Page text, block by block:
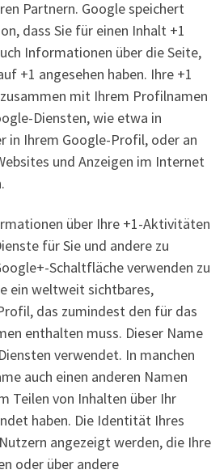
Partnern. Google speichert
dass Sie für einen Inhalt +1
Informationen über die Seite,
+1 angesehen haben. Ihre +1
mit Ihrem Profilnamen
Diensten, wie etwa in
in Ihrem Google-Profil, oder an
und Anzeigen im Internet
über Ihre +1-Aktivitäten
für Sie und andere zu
Schaltfläche verwenden zu
ein weltweit sichtbares,
das zumindest den für das
enthalten muss. Dieser Name
verwendet. In manchen
auch einen anderen Namen
Teilen von Inhalten über Ihr
haben. Die Identität Ihres
angezeigt werden, die Ihre
oder über andere